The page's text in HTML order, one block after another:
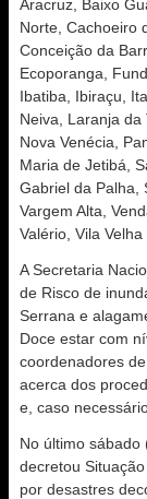
Aracruz, Baixo
Norte, Cachoeiro
Conceição da
Ecoporanga,
Ibatiba, Ibiraçu,
Neiva, Laranja da
Nova Venécia,
Maria de Jetibá,
Gabriel da Palha,
Vargem Alta,
Valério, Vila Velha
A Secretaria
de Risco de
Serrana e
Doce estar com
coordenadores
acerca dos
e, caso
No último
decretou
por desastres